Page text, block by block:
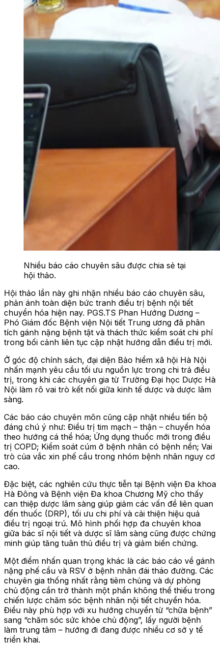
Nhiều báo cáo chuyên sâu được chia sẻ tại
hội thảo.
Hội thảo lần này ghi nhận nhiều báo cáo chuyên sâu,
phản ánh toàn diện bức tranh điều trị bệnh nội tiết
chuyển hóa hiện nay. PGS.TS Phan Hướng Dương –
Phó Giám đốc Bệnh viện Nội tiết Trung ương đã phân
tích gánh nặng bệnh tật và thách thức kiểm soát chi phí
trong bối cảnh liên tục cập nhật hướng dẫn điều trị mới.
Ở góc độ chính sách, đại diện Bảo hiểm xã hội Hà Nội
nhấn mạnh yêu cầu tối ưu nguồn lực trong chi trả điều
trị, trong khi các chuyên gia từ Trường Đại học Dược Hà
Nội làm rõ vai trò kết nối giữa kinh tế dược và dược lâm
sàng.
Các báo cáo chuyên môn cũng cập nhật nhiều tiến bộ
đáng chú ý như: Điều trị tim mạch – thận – chuyển hóa
theo hướng cá thể hóa; Ứng dụng thuốc mới trong điều
trị COPD; Kiểm soát cúm ở bệnh nhân có bệnh nền; Vai
trò của vắc xin phế cầu trong nhóm bệnh nhân nguy cơ
cao.
Đặc biệt, các nghiên cứu thực tiễn tại Bệnh viện Đa khoa
Hà Đông và Bệnh viện Đa khoa Chương Mỹ cho thấy
can thiệp dược lâm sàng giúp giảm các vấn đề liên quan
đến thuốc (DRP), tối ưu chi phí và cải thiện hiệu quả
điều trị ngoại trú. Mô hình phối hợp đa chuyên khoa
giữa bác sĩ nội tiết và dược sĩ lâm sàng cũng được chứng
minh giúp tăng tuân thủ điều trị và giảm biến chứng.
Một điểm nhấn quan trọng khác là các báo cáo về gánh
nặng phế cầu và RSV ở bệnh nhân đái tháo đường. Các
chuyên gia thống nhất rằng tiêm chủng và dự phòng
chủ động cần trở thành một phần không thể thiếu trong
chiến lược chăm sóc bệnh nhân nội tiết chuyển hóa.
Điều này phù hợp với xu hướng chuyển từ “chữa bệnh”
sang “chăm sóc sức khỏe chủ động”, lấy người bệnh
làm trung tâm – hướng đi đang được nhiều cơ sở y tế
triển khai.